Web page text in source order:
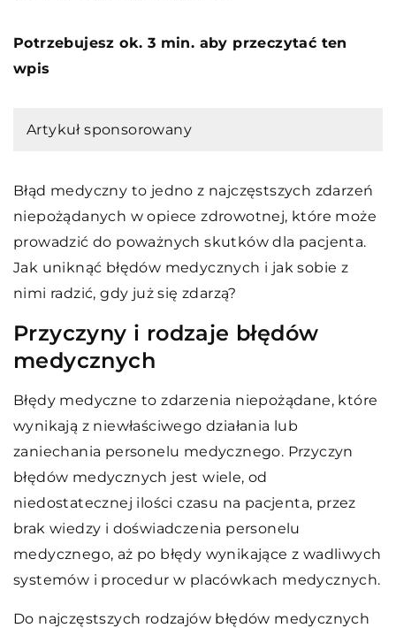
Potrzebujesz ok. 3 min. aby przeczytać ten
wpis
Artykuł sponsorowany
Błąd medyczny to jedno z najczęstszych zdarzeń
niepożądanych w opiece zdrowotnej, które może
prowadzić do poważnych skutków dla pacjenta.
Jak uniknąć błędów medycznych i jak sobie z
nimi radzić, gdy już się zdarzą?
Przyczyny i rodzaje błędów
medycznych
Błędy medyczne to zdarzenia niepożądane, które
wynikają z niewłaściwego działania lub
zaniechania personelu medycznego. Przyczyn
błędów medycznych jest wiele, od
niedostatecznej ilości czasu na pacjenta, przez
brak wiedzy i doświadczenia personelu
medycznego, aż po błędy wynikające z wadliwych
systemów i procedur w placówkach medycznych.
Do najczęstszych rodzajów błędów medycznych